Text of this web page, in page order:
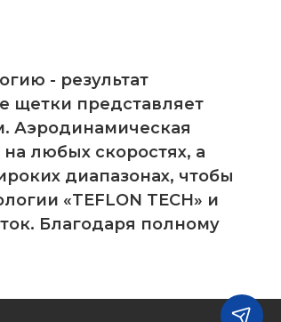
- результат
щетки представляет
Аэродинамическая
любых скоростях, а
диапазонах, чтобы
«TEFLON TECH» и
Благодаря полному